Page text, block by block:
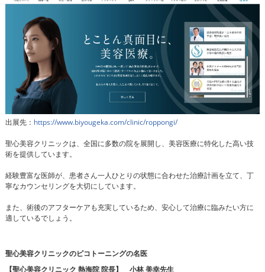
出展先： https://www.biyougeka.com/clinic/roppongi/
聖心美容クリニックは、全国に多数の院を展開し、美容医療に特化した高い技
術を提供しています。
経験豊富な医師が、患者さん一人ひとりの状態に合わせた治療計画を立て、丁
寧なカウンセリングを大切にしています。
また、術後のアフターケアも充実しているため、安心して治療に臨みたい方に
適しているでしょう。
聖心美容クリニックのピコトーニングの名医
【聖心美容クリニック 熱海院 院長】 小林 美幸先生